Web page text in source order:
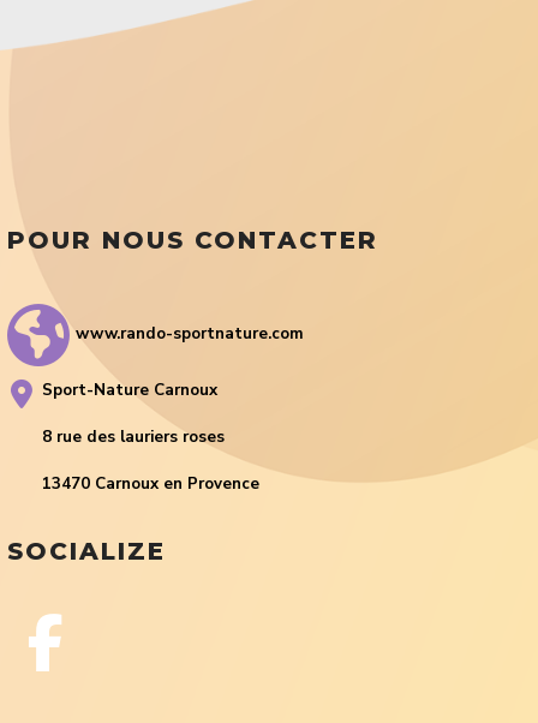
POUR NOUS CONTACTER
www.rando-sportnature.com
Sport-Nature Carnoux
8 rue des lauriers roses
13470 Carnoux en Provence
SOCIALIZE